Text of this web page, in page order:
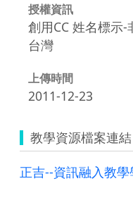
授權資訊
創用CC 姓名標示
台灣
上傳時間
2011-12-23
教學資源檔案連結
正吉--資訊融入教